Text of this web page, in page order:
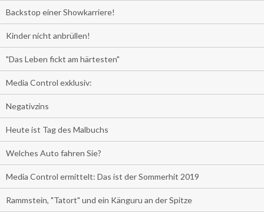
Backstop einer Showkarriere!
Kinder nicht anbrüllen!
"Das Leben fickt am härtesten"
Media Control exklusiv:
Negativzins
Heute ist Tag des Malbuchs
Welches Auto fahren Sie?
Media Control ermittelt: Das ist der Sommerhit 2019
Rammstein, "Tatort" und ein Känguru an der Spitze